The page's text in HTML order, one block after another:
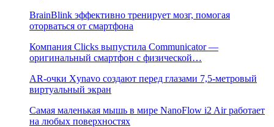
BrainBlink эффективно тренирует мозг, помогая
оторваться от смартфона
Компания Clicks выпустила Communicator —
оригинальный смартфон с физической…
AR-очки Xynavo создают перед глазами 7,5-метровый
виртуальный экран
Самая маленькая мышь в мире NanoFlow i2 Air работает
на любых поверхностях